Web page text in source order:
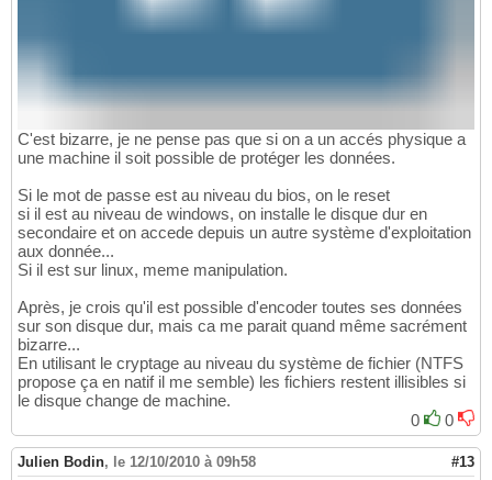
C'est bizarre, je ne pense pas que si on a un accés physique a
une machine il soit possible de protéger les données.
Si le mot de passe est au niveau du bios, on le reset
si il est au niveau de windows, on installe le disque dur en
secondaire et on accede depuis un autre système d'exploitation
aux donnée...
Si il est sur linux, meme manipulation.
Après, je crois qu'il est possible d'encoder toutes ses données
sur son disque dur, mais ca me parait quand même sacrément
bizarre...
En utilisant le cryptage au niveau du système de fichier (NTFS
propose ça en natif il me semble) les fichiers restent illisibles si
le disque change de machine.
0
0
Julien Bodin, le 12/10/2010 à 09h58 #13